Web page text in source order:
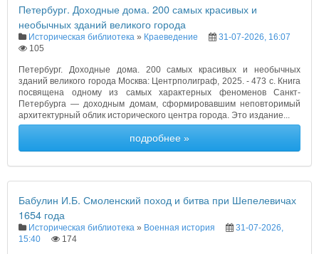
Петербург. Доходные дома. 200 самых красивых и
необычных зданий великого города
Историческая библиотека » Краеведение
31-07-2026, 16:07
105
Петербург. Доходные дома. 200 самых красивых и необычных
зданий великого города Москва: Центрполиграф, 2025. - 473 с. Книга
посвящена одному из самых характерных феноменов Санкт-
Петербурга — доходным домам, сформировавшим неповторимый
архитектурный облик исторического центра города. Это издание...
подробнее »
Бабулин И.Б. Смоленский поход и битва при Шепелевичах
1654 года
Историческая библиотека » Военная история
31-07-2026,
15:40
174